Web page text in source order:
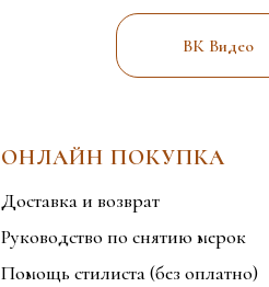
ВК Видео
ОНЛАЙН ПОКУПКА
Доставка и возврат
Руководство по снятию мерок
Помощь стилиста (без оплатно)